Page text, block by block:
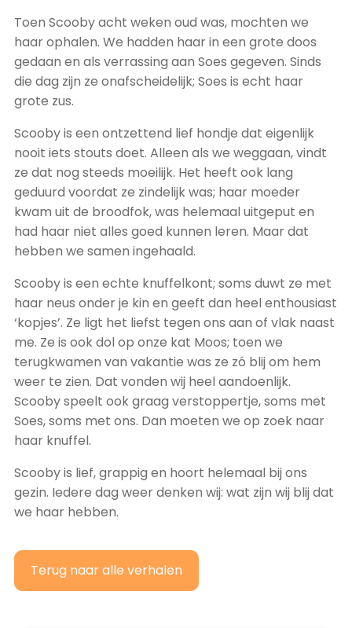
Toen Scooby acht weken oud was, mochten we
haar ophalen. We hadden haar in een grote doos
gedaan en als verrassing aan Soes gegeven. Sinds
die dag zijn ze onafscheidelijk; Soes is echt haar
grote zus.
Scooby is een ontzettend lief hondje dat eigenlijk
nooit iets stouts doet. Alleen als we weggaan, vindt
ze dat nog steeds moeilijk. Het heeft ook lang
geduurd voordat ze zindelijk was; haar moeder
kwam uit de broodfok, was helemaal uitgeput en
had haar niet alles goed kunnen leren. Maar dat
hebben we samen ingehaald.
Scooby is een echte knuffelkont; soms duwt ze met
haar neus onder je kin en geeft dan heel enthousiast
‘kopjes’. Ze ligt het liefst tegen ons aan of vlak naast
me. Ze is ook dol op onze kat Moos; toen we
terugkwamen van vakantie was ze zó blij om hem
weer te zien. Dat vonden wij heel aandoenlijk.
Scooby speelt ook graag verstoppertje, soms met
Soes, soms met ons. Dan moeten we op zoek naar
haar knuffel.
Scooby is lief, grappig en hoort helemaal bij ons
gezin. Iedere dag weer denken wij: wat zijn wij blij dat
we haar hebben.
Terug naar alle verhalen